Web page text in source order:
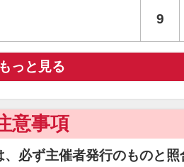
9
もっと見る
意事項
必ず主催者発行のものと照